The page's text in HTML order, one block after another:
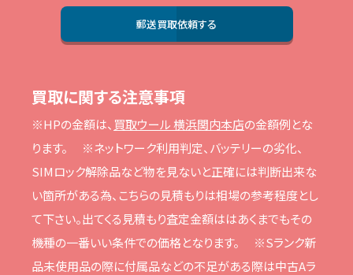
郵送買取依頼する
買取に関する注意事項
※HPの⾦額は、 買取ウール 横浜関内本店の⾦額例とな
ります。
※ネットワーク利⽤判定、バッテリーの劣化、
SIMロック解除品など物を⾒ないと正確には判断出来な
い箇所がある為、こちらの⾒積もりは相場の参考程度とし
て下さい。出てくる⾒積もり査定⾦額ははあくまでもその
機種の⼀番いい条件での価格となります。
※Sランク新
品未使⽤品の際に付属品などの不⾜がある際は中古Aラ